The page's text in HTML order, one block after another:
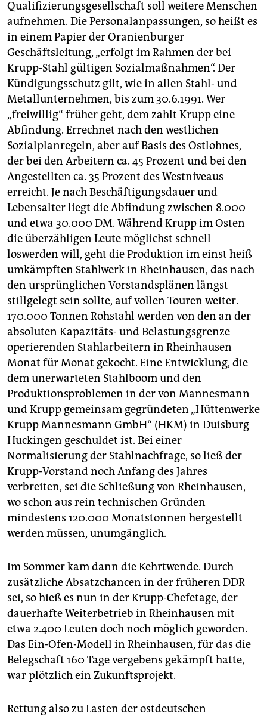
Qualifizierungsgesellschaft soll weitere Menschen
aufnehmen. Die Personalanpassungen, so heißt es
in einem Papier der Oranienburger
Geschäftsleitung, „erfolgt im Rahmen der bei
Krupp-Stahl gültigen Sozialmaßnahmen“. Der
Kündigungsschutz gilt, wie in allen Stahl- und
Metallunternehmen, bis zum 30.6.1991. Wer
„freiwillig“ früher geht, dem zahlt Krupp eine
Abfindung. Errechnet nach den westlichen
Sozialplanregeln, aber auf Basis des Ostlohnes,
der bei den Arbeitern ca. 45 Prozent und bei den
Angestellten ca. 35 Prozent des Westniveaus
erreicht. Je nach Beschäftigungsdauer und
Lebensalter liegt die Abfindung zwischen 8.000
und etwa 30.000 DM. Während Krupp im Osten
die überzähligen Leute möglichst schnell
loswerden will, geht die Produktion im einst heiß
umkämpften Stahlwerk in Rheinhausen, das nach
den ursprünglichen Vorstandsplänen längst
stillgelegt sein sollte, auf vollen Touren weiter.
170.000 Tonnen Rohstahl werden von den an der
absoluten Kapazitäts- und Belastungsgrenze
operierenden Stahlarbeitern in Rheinhausen
Monat für Monat gekocht. Eine Entwicklung, die
dem unerwarteten Stahlboom und den
Produktionsproblemen in der von Mannesmann
und Krupp gemeinsam gegründeten „Hüttenwerke
Krupp Mannesmann GmbH“ (HKM) in Duisburg
Huckingen geschuldet ist. Bei einer
Normalisierung der Stahlnachfrage, so ließ der
Krupp-Vorstand noch Anfang des Jahres
verbreiten, sei die Schließung von Rheinhausen,
wo schon aus rein technischen Gründen
mindestens 120.000 Monatstonnen hergestellt
werden müssen, unumgänglich.
Im Sommer kam dann die Kehrtwende. Durch
zusätzliche Absatzchancen in der früheren DDR
sei, so hieß es nun in der Krupp-Chefetage, der
dauerhafte Weiterbetrieb in Rheinhausen mit
etwa 2.400 Leuten doch noch möglich geworden.
Das Ein-Ofen-Modell in Rheinhausen, für das die
Belegschaft 160 Tage vergebens gekämpft hatte,
war plötzlich ein Zukunftsprojekt.
Rettung also zu Lasten der ostdeutschen